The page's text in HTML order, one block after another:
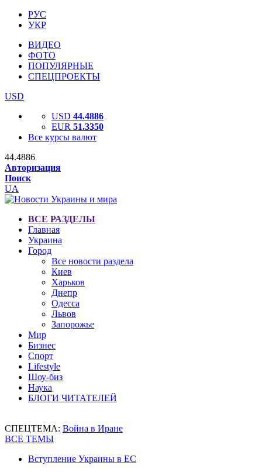
РУС
УКР
ВИДЕО
ФОТО
ПОПУЛЯРНЫЕ
СПЕЦПРОЕКТЫ
USD
USD 44.4886
EUR 51.3350
Все курсы валют
44.4886
Авторизация
Поиск
UA
ВСЕ РАЗДЕЛЫ
Главная
Украина
Город
Все новости раздела
Киев
Харьков
Днепр
Одесса
Львов
Запорожье
Мир
Бизнес
Спорт
Lifestyle
Шоу-биз
Наука
БЛОГИ ЧИТАТЕЛЕЙ
СПЕЦТЕМА: Война в Иране
ВСЕ ТЕМЫ
Вступление Украины в ЕС